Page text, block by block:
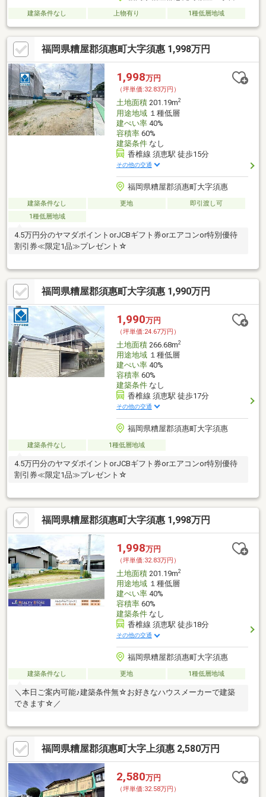
建築条件なし 上物有り 1種低層地域
福岡県糟屋郡須惠町大字須惠 1,998万円
1,998万円
（坪単価:32.83万円）
土地面積201.19m2
用途地域１種低層
建ぺい率40%
容積率60%
建築条件なし
香椎線 須恵駅 徒歩15分
その他の交通
福岡県糟屋郡須惠町大字須惠
建築条件なし 更地
即引渡し可
1種低層地域
4.5万円分のヤマダポイントorJCBギフト券orエアコンor特別優待
割引券≪限定1品≫プレゼント☆
福岡県糟屋郡須惠町大字須惠 1,990万円
1,990万円
（坪単価:24.67万円）
土地面積266.68m2
用途地域１種低層
建ぺい率40%
容積率60%
建築条件なし
香椎線 須恵駅 徒歩17分
その他の交通
福岡県糟屋郡須惠町大字須惠
建築条件なし 1種低層地域
4.5万円分のヤマダポイントorJCBギフト券orエアコンor特別優待
割引券≪限定1品≫プレゼント☆
福岡県糟屋郡須惠町大字須惠 1,998万円
1,998万円
（坪単価:32.83万円）
土地面積201.19m2
用途地域１種低層
建ぺい率40%
容積率60%
建築条件なし
香椎線 須恵駅 徒歩18分
その他の交通
福岡県糟屋郡須惠町大字須惠
建築条件なし 更地 1種低層地域
＼本日ご案内可能♪建築条件無☆お好きなハウスメーカーで建築
できます☆／
福岡県糟屋郡須惠町大字上須惠 2,580万円
2,580万円
（坪単価:32.58万円）